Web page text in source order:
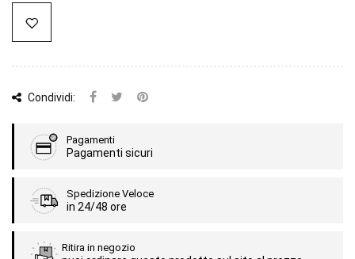
Condividi:
Pagamenti
Pagamenti sicuri
Spedizione Veloce
in 24/48 ore
Ritira in negozio